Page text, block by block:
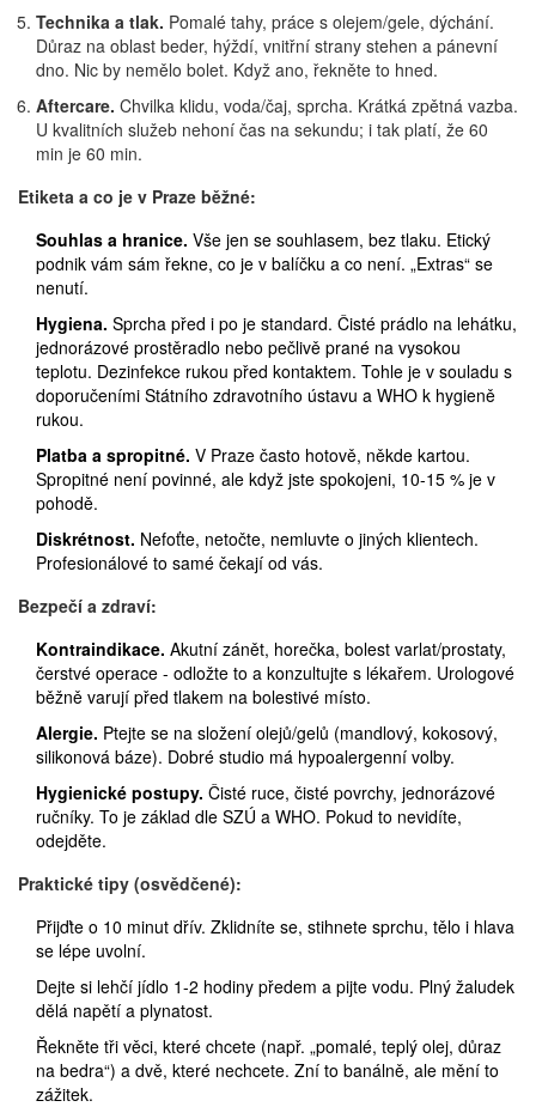
Technika a tlak. Pomalé tahy, práce s olejem/gele, dýchání.
Důraz na oblast beder, hýždí, vnitřní strany stehen a pánevní
dno. Nic by nemělo bolet. Když ano, řekněte to hned.
Aftercare. Chvilka klidu, voda/čaj, sprcha. Krátká zpětná vazba.
U kvalitních služeb nehoní čas na sekundu; i tak platí, že 60
min je 60 min.
Etiketa a co je v Praze běžné:
Souhlas a hranice. Vše jen se souhlasem, bez tlaku. Etický
podnik vám sám řekne, co je v balíčku a co není. „Extras“ se
nenutí.
Hygiena. Sprcha před i po je standard. Čisté prádlo na lehátku,
jednorázové prostěradlo nebo pečlivě prané na vysokou
teplotu. Dezinfekce rukou před kontaktem. Tohle je v souladu s
doporučeními Státního zdravotního ústavu a WHO k hygieně
rukou.
Platba a spropitné. V Praze často hotově, někde kartou.
Spropitné není povinné, ale když jste spokojeni, 10-15 % je v
pohodě.
Diskrétnost. Nefoťte, netočte, nemluvte o jiných klientech.
Profesionálové to samé čekají od vás.
Bezpečí a zdraví:
Kontraindikace. Akutní zánět, horečka, bolest varlat/prostaty,
čerstvé operace - odložte to a konzultujte s lékařem. Urologové
běžně varují před tlakem na bolestivé místo.
Alergie. Ptejte se na složení olejů/gelů (mandlový, kokosový,
silikonová báze). Dobré studio má hypoalergenní volby.
Hygienické postupy. Čisté ruce, čisté povrchy, jednorázové
ručníky. To je základ dle SZÚ a WHO. Pokud to nevidíte,
odejděte.
Praktické tipy (osvědčené):
Přijďte o 10 minut dřív. Zklidníte se, stihnete sprchu, tělo i hlava
se lépe uvolní.
Dejte si lehčí jídlo 1-2 hodiny předem a pijte vodu. Plný žaludek
dělá napětí a plynatost.
Řekněte tři věci, které chcete (např. „pomalé, teplý olej, důraz
na bedra“) a dvě, které nechcete. Zní to banálně, ale mění to
zážitek.